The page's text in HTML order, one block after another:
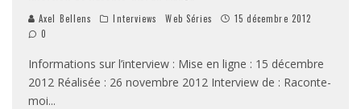
Axel Bellens Interviews Web Séries
15 décembre 2012
0
Informations sur l’interview : Mise en ligne : 15 décembre
2012 Réalisée : 26 novembre 2012 Interview de : Raconte-
moi...